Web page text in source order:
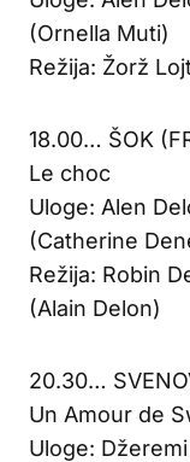
(Ornella Muti)
Režija: Žorž
18.00… ŠOK
Le choc
Uloge: Alen
(Catherine
Režija: Robin
(Alain Delon)
20.30…
Un Amour de
Uloge: